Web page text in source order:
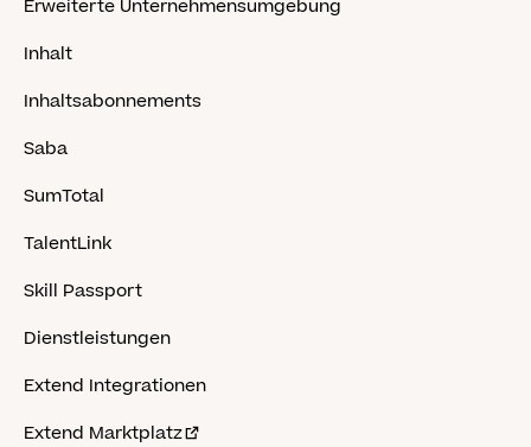
Erweiterte Unternehmensumgebung
Inhalt
Inhaltsabonnements
Saba
SumTotal
TalentLink
Skill Passport
Dienstleistungen
Extend Integrationen
Extend Marktplatz